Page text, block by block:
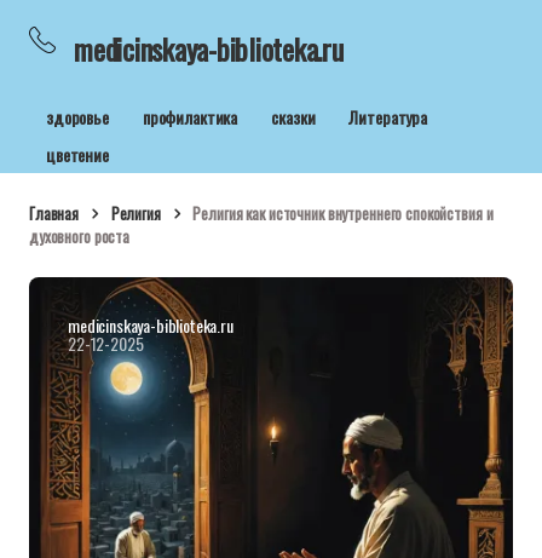
medicinskaya-biblioteka.ru
здоровье профилактика сказки
Литература
цветение
Главная Религия
Религия как источник внутреннего спокойствия и
духовного роста
medicinskaya-biblioteka.ru
22-12-2025